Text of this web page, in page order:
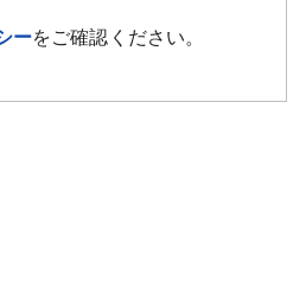
ーをご確認ください。